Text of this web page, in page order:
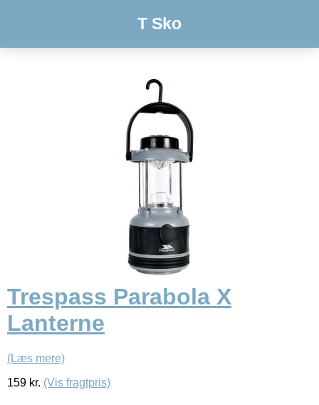
T Sko
Trespass Parabola X
Lanterne
(Læs mere)
159 kr. (Vis fragtpris)